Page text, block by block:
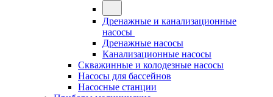
Дренажные и канализационные
насосы
Дренажные насосы
Канализационные насосы
Скважинные и колодезные насосы
Насосы для бассейнов
Насосные станции